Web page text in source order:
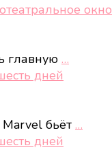
окно
главную …
дней
бьёт …
дней